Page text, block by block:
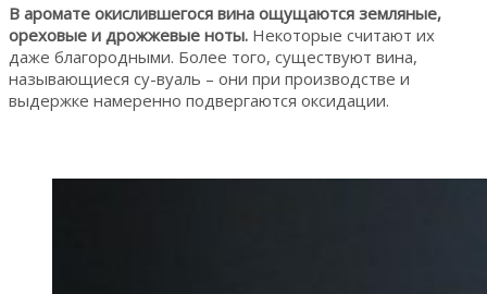
В аромате окислившегося вина ощущаются земляные,
ореховые и дрожжевые ноты. Некоторые считают их
даже благородными. Более того, существуют вина,
называющиеся су-вуаль – они при производстве и
выдержке намеренно подвергаются оксидации.